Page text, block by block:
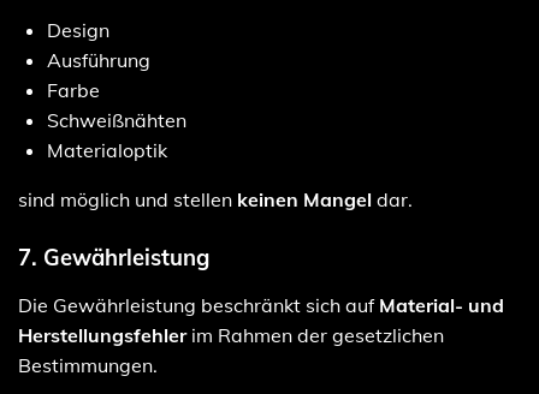
Design
Ausführung
Farbe
Schweißnähten
Materialoptik
sind möglich und stellen keinen Mangel dar.
7. Gewährleistung
Die Gewährleistung beschränkt sich auf Material- und
Herstellungsfehlerim Rahmen der gesetzlichen
Bestimmungen.